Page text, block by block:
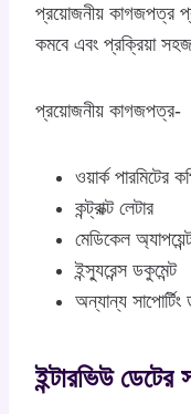
প্রয়োজনীয় কাগজপত্র
কমবে এবং প্রক্রিয়া
প্রয়োজনীয় কাগজপত্র-
ওয়ার্ক পারমিটের
কন্ট্রাক্ট লেটার
মেডিকেল
ইন্স্যুরেন্স ডকুমেন্ট
অন্যান্য সাপোর্টিং
ইন্টারভিউ ডেটের